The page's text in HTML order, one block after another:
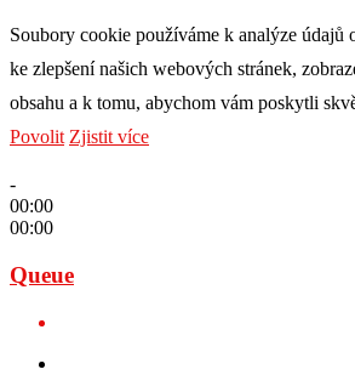
Soubory cookie používáme k analýze údajů
ke zlepšení našich webových stránek,
obsahu a k tomu, abychom vám poskytli
Povolit Zjistit více
-
00:00
00:00
Queue